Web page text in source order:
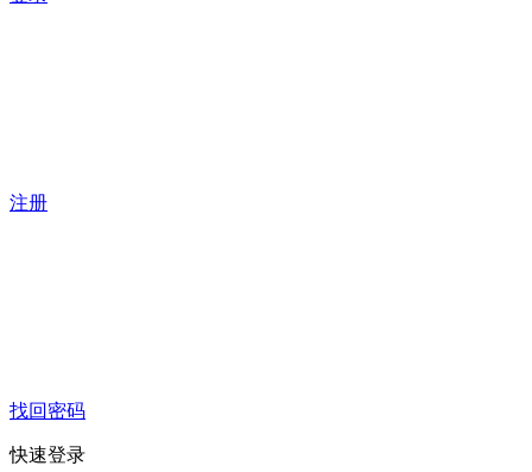
注册
找回密码
快速登录